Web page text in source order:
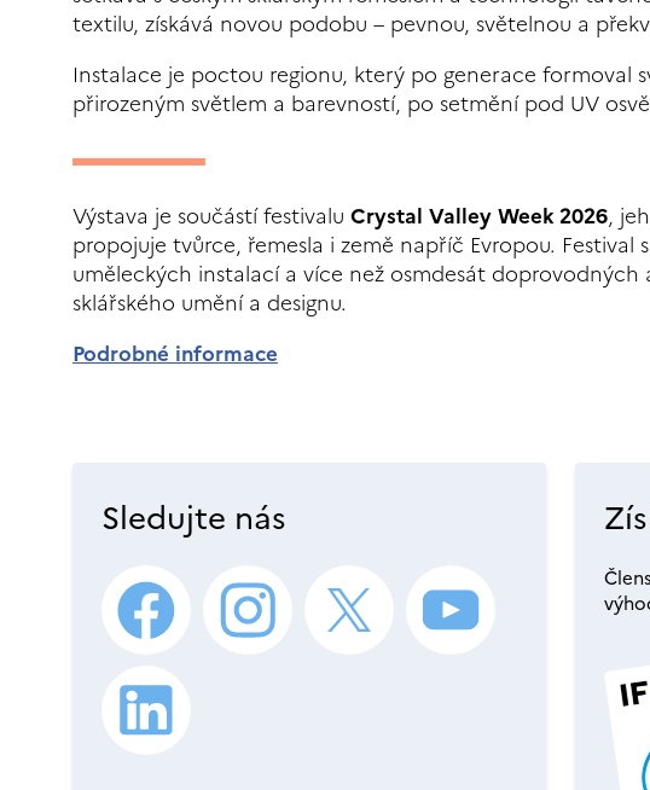
textilu, získává novou podobu – pevnou, světelnou a
Instalace je poctou regionu, který po generace formoval
přirozeným světlem a barevností, po setmění pod UV
Výstava je součástí festivalu Crystal Valley Week 2026,
propojuje tvůrce, řemesla i země napříč Evropou. Festival
uměleckých instalací a více než osmdesát
sklářského umění a designu.
Podrobné informace
Sledujte nás